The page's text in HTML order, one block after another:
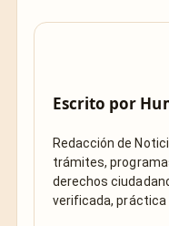
Escrito por
Redacción de
trámites,
derechos
verificada, práctica